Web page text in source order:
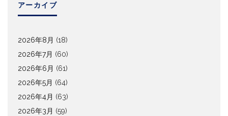
アーカイブ
2026年8月 (18)
2026年7月 (60)
2026年6月 (61)
2026年5月 (64)
2026年4月 (63)
2026年3月 (59)